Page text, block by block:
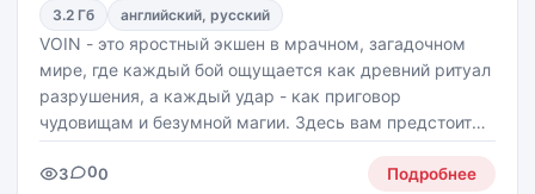
3.2 Гб
английский, русский
VOIN - это яростный экшен в мрачном, загадочном
мире, где каждый бой ощущается как древний ритуал
разрушения, а каждый удар - как приговор
чудовищам и безумной магии. Здесь вам предстоит
стать не просто героем, а самой стихией: мчаться
сквозь руины, обрушивать на врагов силу ветра, огня
3 00 Подробнее